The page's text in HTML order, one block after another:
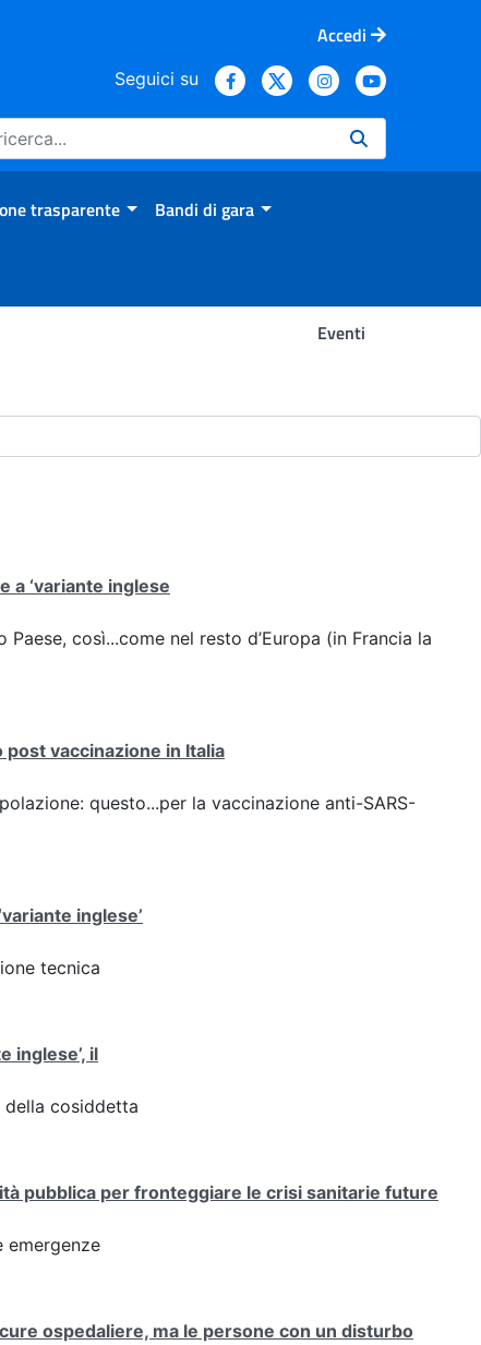
Accedi
Seguici su
trasparente Bandi di gara
Eventi
a ‘variante inglese
così...come nel resto d’Europa (in Francia la
vaccinazione in Italia
questo...per la vaccinazione anti-SARS-
inglese’
tecnica
inglese’, il
della cosiddetta
pubblica per fronteggiare le crisi sanitarie future
emergenze
ospedaliere, ma le persone con un disturbo